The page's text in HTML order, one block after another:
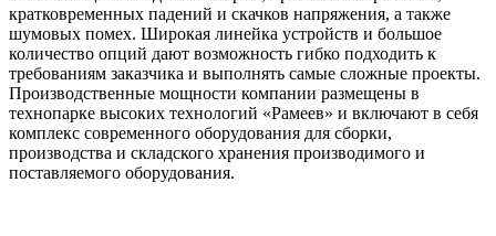
кратковременных падений и скачков напряжения, а также
шумовых помех. Широкая линейка устройств и большое
количество опций дают возможность гибко подходить к
требованиям заказчика и выполнять самые сложные проекты.
Производственные мощности компании размещены в
технопарке высоких технологий «Рамеев» и включают в себя
комплекс современного оборудования для сборки,
производства и складского хранения производимого и
поставляемого оборудования.